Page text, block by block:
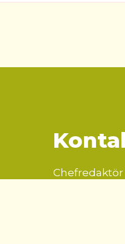
Chefredaktör